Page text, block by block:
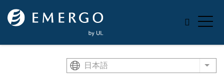
Skip to main content
日本語 List